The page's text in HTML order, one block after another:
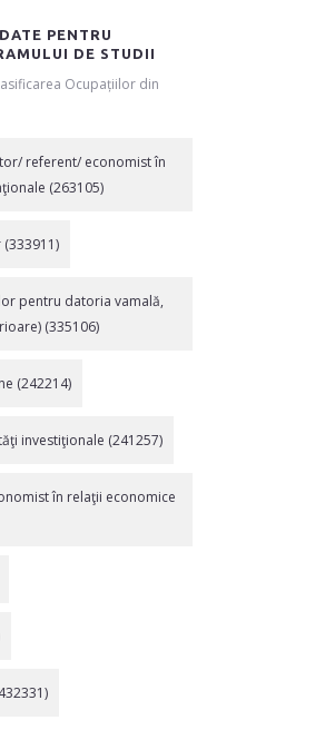
PENTRU
DE STUDII
Ocupațiilor din
referent/ economist în
(263105)
pentru datoria vamală,
(335106)
(242214)
investiţionale (241257)
în relaţii economice